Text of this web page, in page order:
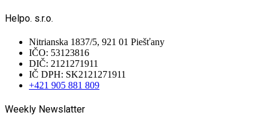
Helpo. s.r.o.
Nitrianska 1837/5, 921 01 Piešťany
IČO: 53123816
DIČ: 2121271911
IČ DPH: SK2121271911
+421 905 881 809
Weekly Newslatter